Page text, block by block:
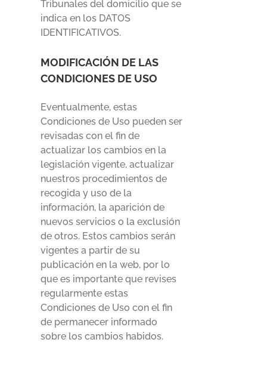
Tribunales del domicilio que se
indica en los DATOS
IDENTIFICATIVOS.
MODIFICACIÓN DE LAS
CONDICIONES DE USO
Eventualmente, estas
Condiciones de Uso pueden ser
revisadas con el fin de
actualizar los cambios en la
legislación vigente, actualizar
nuestros procedimientos de
recogida y uso de la
información, la aparición de
nuevos servicios o la exclusión
de otros. Estos cambios serán
vigentes a partir de su
publicación en la web, por lo
que es importante que revises
regularmente estas
Condiciones de Uso con el fin
de permanecer informado
sobre los cambios habidos.